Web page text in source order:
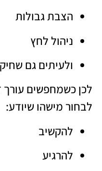
הצבת גבולות
ניהול לחץ
ולעיתים גם
לכן כשמחפשים עורך
לבחור מישהו שיודע:
להקשיב
להרגיע